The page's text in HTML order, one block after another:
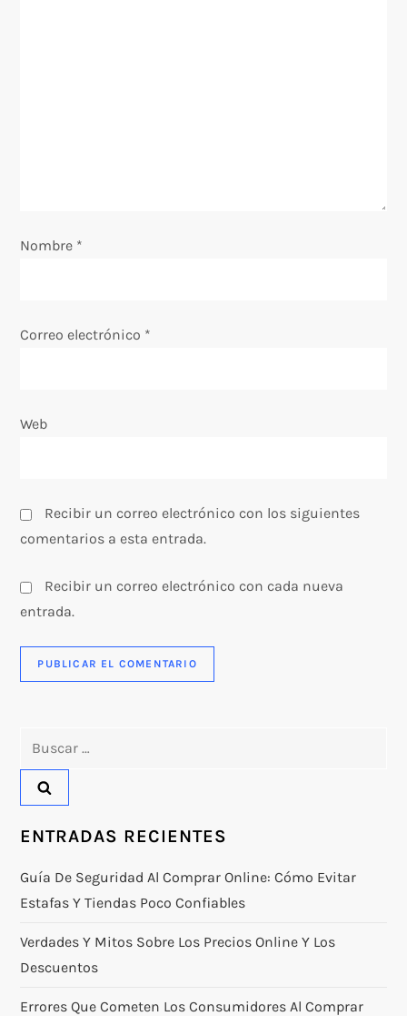
n
r
Nombre *
Correo electrónico *
Web
Recibir un correo electrónico con los siguientes
comentarios a esta entrada.
Recibir un correo electrónico con cada nueva
entrada.
ENTRADAS RECIENTES
Guía De Seguridad Al Comprar Online: Cómo Evitar
Estafas Y Tiendas Poco Confiables
Verdades Y Mitos Sobre Los Precios Online Y Los
Descuentos
Errores Que Cometen Los Consumidores Al Comprar